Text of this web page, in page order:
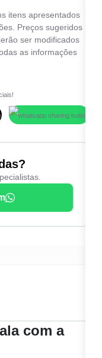
itens apresentados
Preços sugeridos
ser modificados
as informações
com a